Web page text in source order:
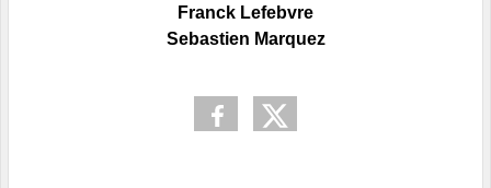
Franck Lefebvre
Sebastien Marquez